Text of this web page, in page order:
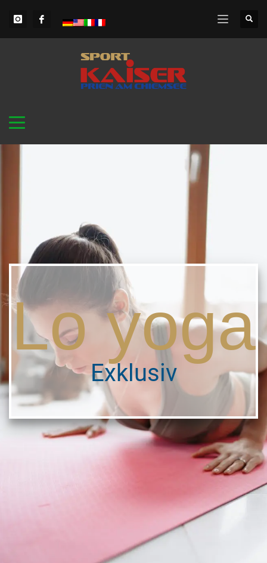
Lo yoga
Exklusiv